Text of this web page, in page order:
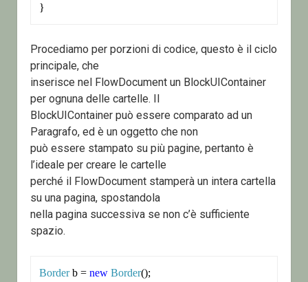
}
Procediamo per porzioni di codice, questo è il ciclo
principale, che
inserisce nel FlowDocument un BlockUIContainer
per ognuna delle cartelle. Il
BlockUIContainer può essere comparato ad un
Paragrafo, ed è un oggetto che non
può essere stampato su più pagine, pertanto è
l’ideale per creare le cartelle
perché il FlowDocument stamperà un intera cartella
su una pagina, spostandola
nella pagina successiva se non c’è sufficiente
spazio.
Border b = new Border();